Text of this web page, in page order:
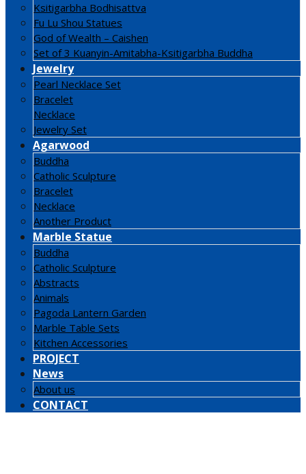
Ksitigarbha Bodhisattva
Fu Lu Shou Statues
God of Wealth – Caishen
Set of 3 Kuanyin-Amitabha-Ksitigarbha Buddha
Jewelry
Pearl Necklace Set
Bracelet
Necklace
Jewelry Set
Agarwood
Buddha
Catholic Sculpture
Bracelet
Necklace
Another Product
Marble Statue
Buddha
Catholic Sculpture
Abstracts
Animals
Pagoda Lantern Garden
Marble Table Sets
Kitchen Accessories
PROJECT
News
About us
CONTACT